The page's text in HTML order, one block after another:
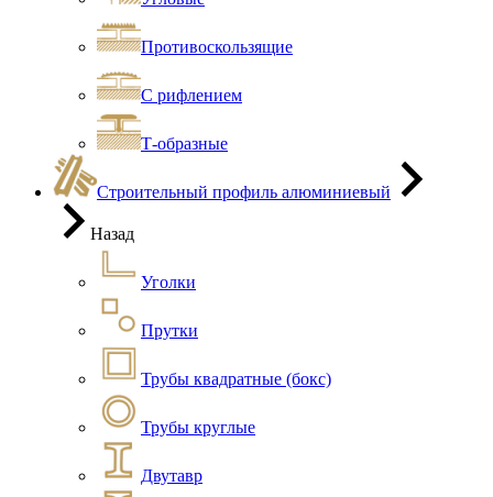
Противоскользящие
С рифлением
Т-образные
Строительный профиль алюминиевый
Назад
Уголки
Прутки
Трубы квадратные (бокс)
Трубы круглые
Двутавр